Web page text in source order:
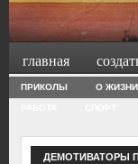
главная
ПРИКОЛЫ О ЖИЗНИ
ДЕМОТИВАТОРЫ